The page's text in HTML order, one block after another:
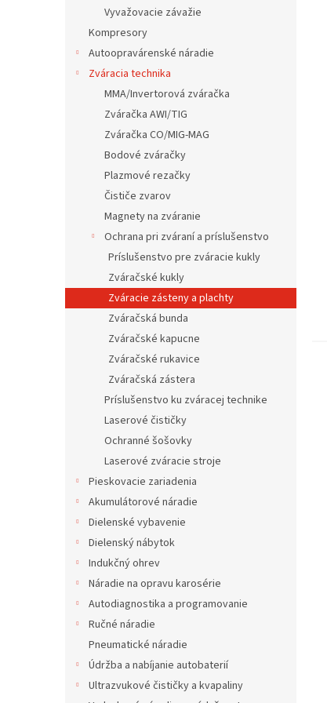
Vyvažovacie závažie
Kompresory
Autoopravárenské náradie
Zváracia technika
MMA/Invertorová zváračka
Zváračka AWI/TIG
Zváračka CO/MIG-MAG
Bodové zváračky
Plazmové rezačky
Čističe zvarov
Magnety na zváranie
Ochrana pri zváraní a príslušenstvo
Príslušenstvo pre zváracie kukly
Zváračské kukly
Zváracie zásteny a plachty
Zváračská bunda
Zváračské kapucne
Zváračské rukavice
Zváračská zástera
Príslušenstvo ku zváracej technike
Laserové čističky
Ochranné šošovky
Laserové zváracie stroje
Pieskovacie zariadenia
Akumulátorové náradie
Dielenské vybavenie
Dielenský nábytok
Indukčný ohrev
Náradie na opravu karosérie
Autodiagnostika a programovanie
Ručné náradie
Pneumatické náradie
Údržba a nabíjanie autobaterií
Ultrazvukové čističky a kvapaliny